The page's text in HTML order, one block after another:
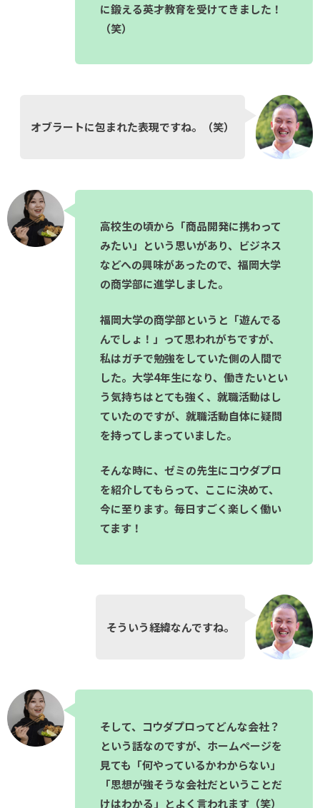
に鍛える英才教育を受けてきました！
（笑）
オブラートに包まれた表現ですね。（笑）
高校生の頃から「商品開発に携わって
みたい」という思いがあり、ビジネス
などへの興味があったので、福岡大学
の商学部に進学しました。
福岡大学の商学部というと「遊んでる
んでしょ！」って思われがちですが、
私はガチで勉強をしていた側の人間で
した。大学4年生になり、働きたいとい
う気持ちはとても強く、就職活動はし
ていたのですが、就職活動自体に疑問
を持ってしまっていました。
そんな時に、ゼミの先生にコウダプロ
を紹介してもらって、ここに決めて、
今に至ります。毎日すごく楽しく働い
てます！
そういう経緯なんですね。
そして、コウダプロってどんな会社？
という話なのですが、ホームページを
見ても「何やっているかわからない」
「思想が強そうな会社だということだ
けはわかる」とよく言われます（笑）